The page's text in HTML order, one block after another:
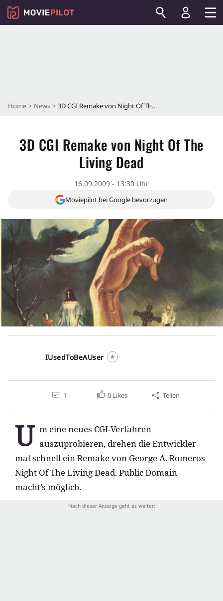
Home News 3D CGI Remake von Night Of The Living Dead
3D CGI Remake von Night Of The
Living Dead
16.09.2009 - 13:30 Uhr
Moviepilot bei Google bevorzugen
IUsedToBeAUser
1 0 Likes Teilen
U m eine neues CGI-Verfahren
auszuprobieren, drehen die Entwickler
mal schnell ein Remake von George A. Romeros
Night Of The Living Dead. Public Domain
macht’s möglich.